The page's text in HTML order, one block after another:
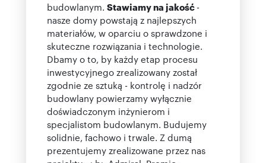
budowlanym. Stawiamy na jakość -
nasze domy powstają z najlepszych
materiałów, w oparciu o sprawdzone i
skuteczne rozwiązania i technologie.
Dbamy o to, by każdy etap procesu
inwestycyjnego zrealizowany został
zgodnie ze sztuką - kontrolę i nadzór
budowlany powierzamy wyłącznie
doświadczonym inżynierom i
specjalistom budowlanym. Budujemy
solidnie, fachowo i trwale. Z dumą
prezentujemy zrealizowane przez nas